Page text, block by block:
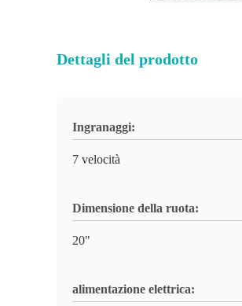
Dettagli del prodotto
Ingranaggi:
7 velocità
Dimensione della ruota:
20"
alimentazione elettrica: